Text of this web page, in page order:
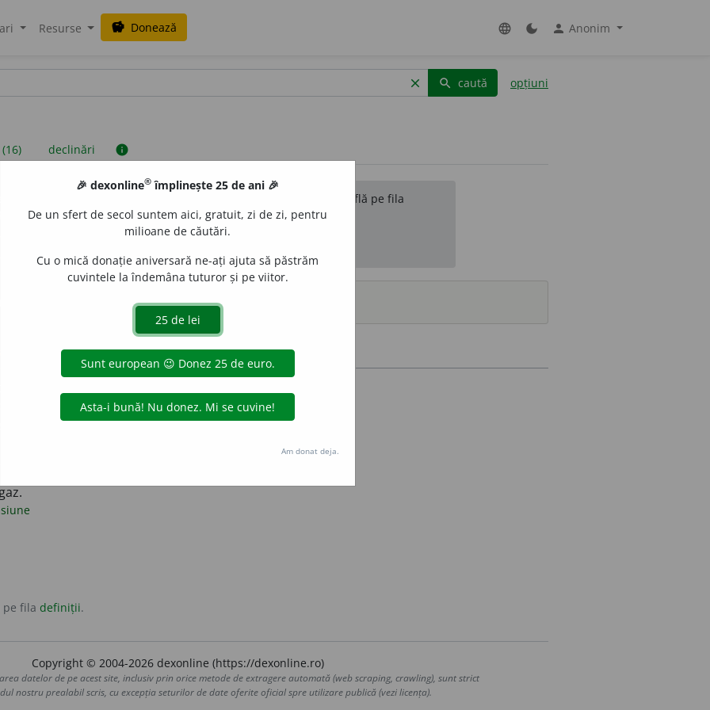
Resurse savings Donează language dark_mode person Anonim
clear search caută opțiuni
declinări info
sunt compilate de echipa dexonline. Definițiile originale se află pe fila
reordona filele pe pagina depreferințe.
surse
feminin
încetare a unei încordări.
încordare
tensiuni nervoase, a unei stări de surescitare, de încordare.
relațiilor dintre state sau a relațiilor internaționale.
pe fila definiții.
Copyright © 2004-2026 dexonline (https://dexonline.ro)
datelor de pe acest site, inclusiv prin orice metode de extragere automată (web scraping, crawling), sunt strict
nostru prealabil scris, cu excepția seturilor de date oferite oficial spre utilizare publică (vezi licența).
🎉 dexonline® împlinește 25 de ani 🎉
De un sfert de secol suntem aici, gratuit, zi de zi, pentru
milioane de căutări.
Cu o mică donație aniversară ne-ați ajuta să păstrăm
cuvintele la îndemâna tuturor și pe viitor.
Am donat deja.